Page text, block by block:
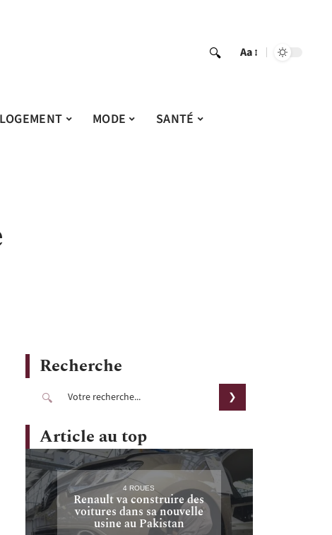
Aa
LOGEMENT MODE
SANTÉ
Recherche
Article au top
4 ROUES
Renault va construire des
voitures dans sa nouvelle
usine au Pakistan